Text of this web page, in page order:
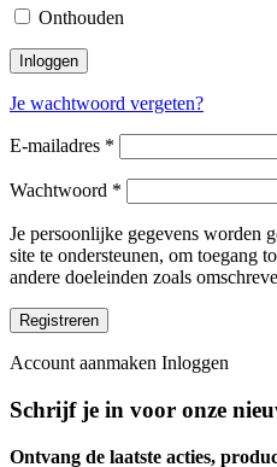
Onthouden
Inloggen
Je wachtwoord vergeten?
E-mailadres *
Wachtwoord *
Je persoonlijke gegevens worden
site te ondersteunen, om toegang
andere doeleinden zoals
Registreren
Account aanmaken Inloggen
Schrijf je in voor onze
Ontvang de laatste acties,